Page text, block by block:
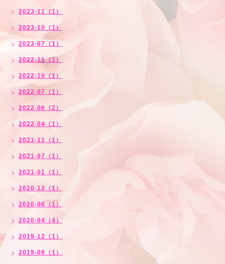
2023-11（1）
2023-10（1）
2023-07（1）
2022-11（1）
2022-10（1）
2022-07（1）
2022-06（2）
2022-04（1）
2021-11（1）
2021-07（1）
2021-01（1）
2020-12（1）
2020-06（1）
2020-04（4）
2019-12（1）
2019-08（1）